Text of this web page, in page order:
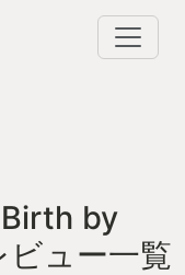
Birth by
ュー一覧